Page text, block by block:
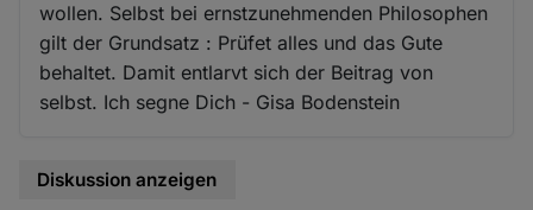
wollen. Selbst bei ernstzunehmenden Philosophen
gilt der Grundsatz : Prüfet alles und das Gute
behaltet. Damit entlarvt sich der Beitrag von
selbst. Ich segne Dich - Gisa Bodenstein
Diskussion anzeigen